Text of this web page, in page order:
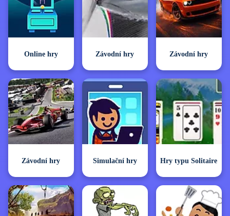
Online hry Závodní hry Závodní hry
Závodní hry Simulační hry Hry typu Solitaire